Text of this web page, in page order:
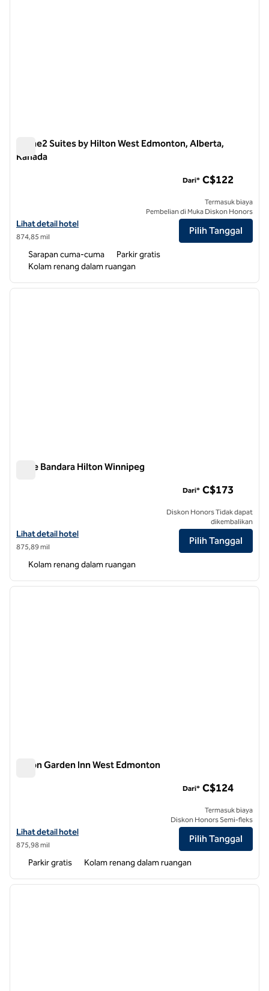
Home2 Suites by Hilton West Edmonton, Alberta,
Kanada
Lihat detail hotel untuk Home2 Suites by Hilton West Edmonton,
Lihat detail hotel
874,85 mil
Dari* C$122
Termasuk biaya
Pembelian di Muka Diskon Honors
Pilih Tanggal
Sarapan cuma-cuma
Parkir gratis
Kolam renang dalam ruangan
1 dari 12
Suite Bandara Hilton Winnipeg
Lihat perincian hotel untuk Suite Bandara Hilton Winnipeg
Lihat detail hotel
875,89 mil
Dari* C$173
Diskon Honors Tidak dapat
dikembalikan
Pilih Tanggal
Kolam renang dalam ruangan
1 dari 12
Hilton Garden Inn West Edmonton
Lihat detail hotel untuk Hilton Garden Inn West Edmonton
Lihat detail hotel
875,98 mil
Dari* C$124
Termasuk biaya
Diskon Honors Semi-fleks
Pilih Tanggal
Parkir gratis Kolam renang dalam ruangan
1 dari 12